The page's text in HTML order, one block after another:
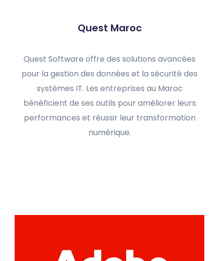
Quest Maroc
Quest Software offre des solutions avancées
pour la gestion des données et la sécurité des
systèmes IT. Les entreprises au Maroc
bénéficient de ses outils pour améliorer leurs
performances et réussir leur transformation
numérique.